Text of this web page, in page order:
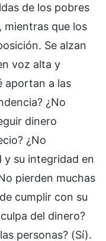
de los pobres
mientras que los
Se alzan
voz alta y
aportan a las
¿No
dinero
¿No
y su integridad en
pierden muchas
cumplir con su
del dinero?
personas? (Sí).